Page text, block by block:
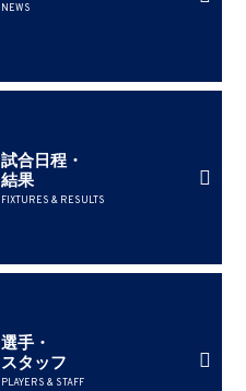
NEWS
試合日程・
結果
FIXTURES & RESULTS
選手・
スタッフ
PLAYERS & STAFF